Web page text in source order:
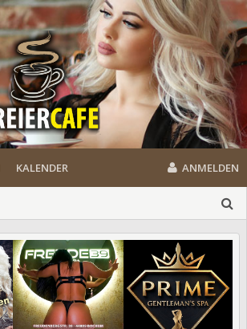
KALENDER ANMELDEN